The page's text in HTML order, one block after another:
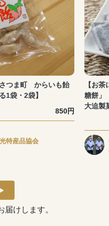
さつま町 からいも飴
1袋・2袋】
850円
特産品協会
【お
糖餅」
大迫製
けします。